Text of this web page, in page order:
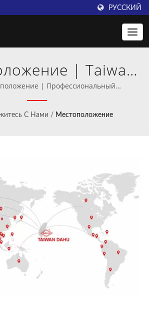
РУССКИЙ
| Taiwan
Превосходство в
машин для
| Профессиональный
машин для вязания крючком и
трикотажного вязания.
С Нами / Местоположение